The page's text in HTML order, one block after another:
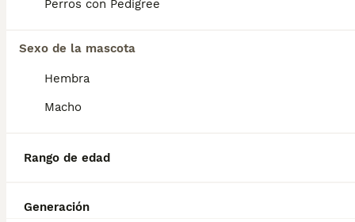
Perros con Pedigree
Sexo de la mascota
Hembra
Macho
Rango de edad
Generación
¿Es el American Bully una
¿Es el American Bully